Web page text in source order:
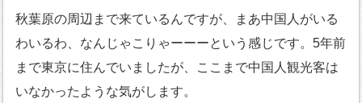
秋葉原の周辺まで来ているんですが、まあ中国人がいる
わいるわ、なんじゃこりゃーーーという感じです。5年前
まで東京に住んでいましたが、ここまで中国人観光客は
いなかったような気がします。